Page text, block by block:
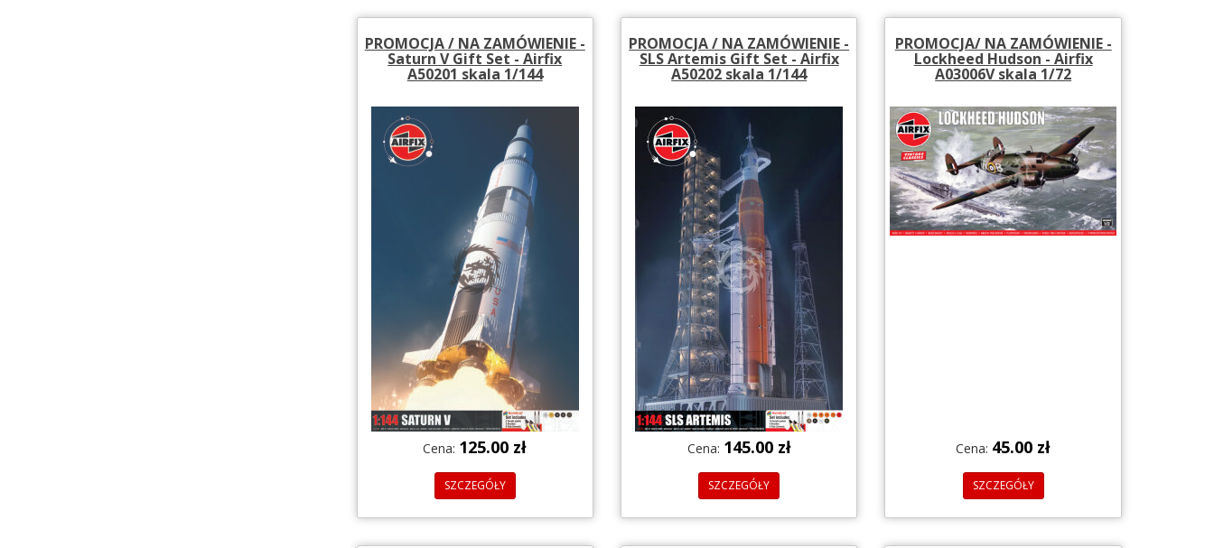
PROMOCJA / NA ZAMÓWIENIE -
Saturn V Gift Set - Airfix
A50201 skala 1/144
Cena: 125.00 zł
SZCZEGÓŁY
PROMOCJA / NA ZAMÓWIENIE -
SLS Artemis Gift Set - Airfix
A50202 skala 1/144
Cena: 145.00 zł
SZCZEGÓŁY
PROMOCJA/ NA ZAMÓWIENIE -
Lockheed Hudson - Airfix
A03006V skala 1/72
Cena: 45.00 zł
SZCZEGÓŁY